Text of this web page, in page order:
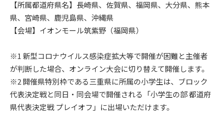
【所属都道府県名】長崎県、佐賀県、福岡県、大分県、熊本
県、宮崎県、鹿児島県、沖縄県
【会場】イオンモール筑紫野（福岡県）
※1 新型コロナウイルス感染症拡大等で開催が困難と主催者
が判断した場合、オンライン大会に切り替えて開催します。
※2 開催県特別枠である三重県に所属の小学生は、ブロック
代表決定戦と同日・同会場で開催される「小学生の部 都道府
県代表決定戦 プレイオフ」に出場いただけます。